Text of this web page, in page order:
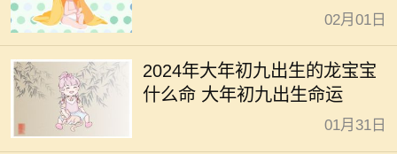
02月01日
2024年大年初九出生的龙宝宝
什么命 大年初九出生命运
01月31日